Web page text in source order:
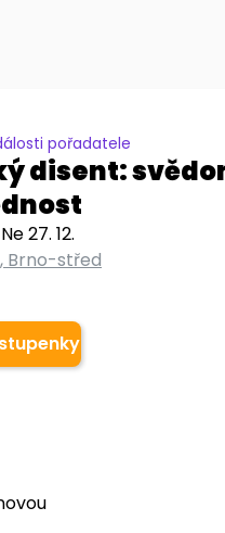
pořadatele
disent:
Ne 27. 12.
Brno-střed